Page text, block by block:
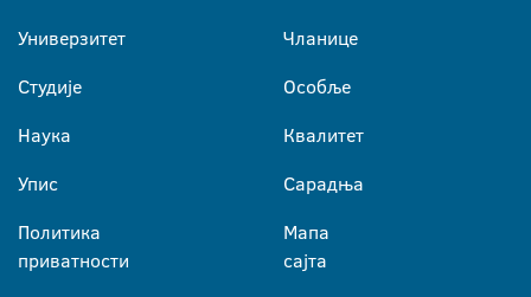
Универзитет
Студије
Наука
Упис
Политика
приватности
Чланице
Особље
Квалитет
Сарадња
Мапа
сајта